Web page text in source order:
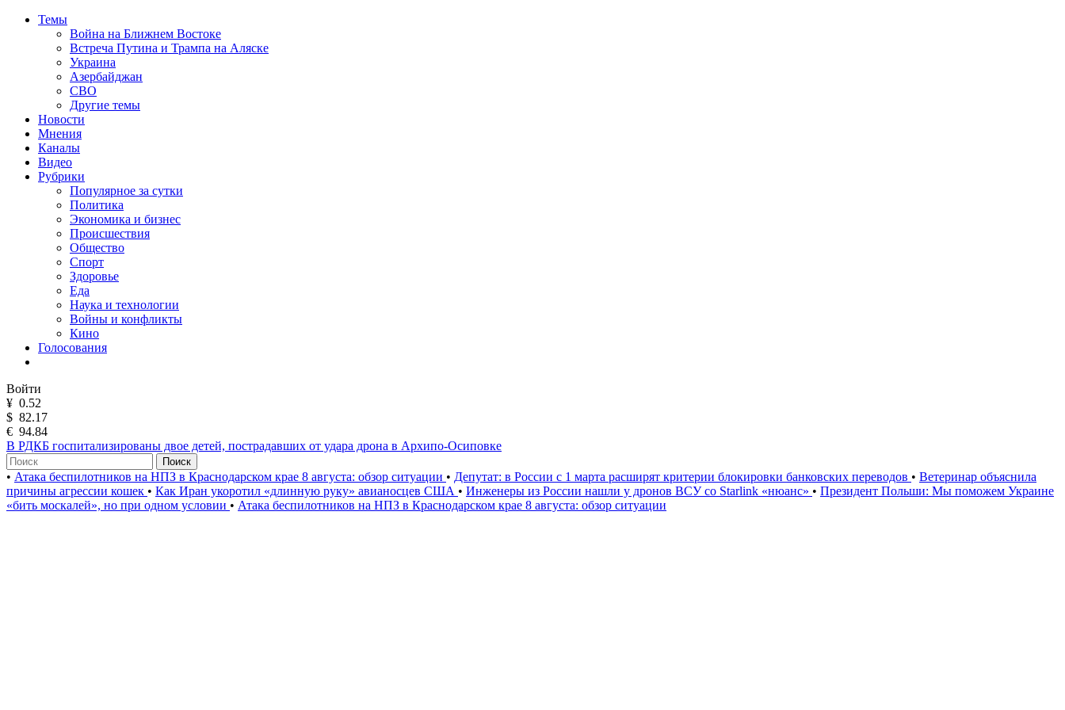
Темы
Война на Ближнем Востоке
Встреча Путина и Трампа на Аляске
Украина
Азербайджан
СВО
Другие темы
Новости
Мнения
Каналы
Видео
Рубрики
Популярное за сутки
Политика
Экономика и бизнес
Происшествия
Общество
Спорт
Здоровье
Еда
Наука и технологии
Войны и конфликты
Кино
Голосования
Войти
¥ 0.52
$ 82.17
€ 94.84
В РДКБ госпитализированы двое детей, пострадавших от удара дрона в Архипо-Осиповке
Поиск
• Атака беспилотников на НПЗ в Краснодарском крае 8 августа: обзор ситуации • Депутат: в России с 1 марта расширят критерии блокировки банковских переводов • Ветеринар объяснила
причины агрессии кошек • Как Иран укоротил «длинную руку» авианосцев США • Инженеры из России нашли у дронов ВСУ со Starlink «нюанс» • Президент Польши: Мы поможем Украине
«бить москалей», но при одном условии • Атака беспилотников на НПЗ в Краснодарском крае 8 августа: обзор ситуации